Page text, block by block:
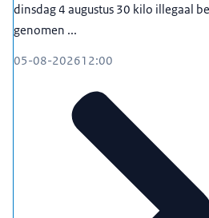
dinsdag 4 augustus 30 kilo illegaal
genomen ...
05-08-202612:00